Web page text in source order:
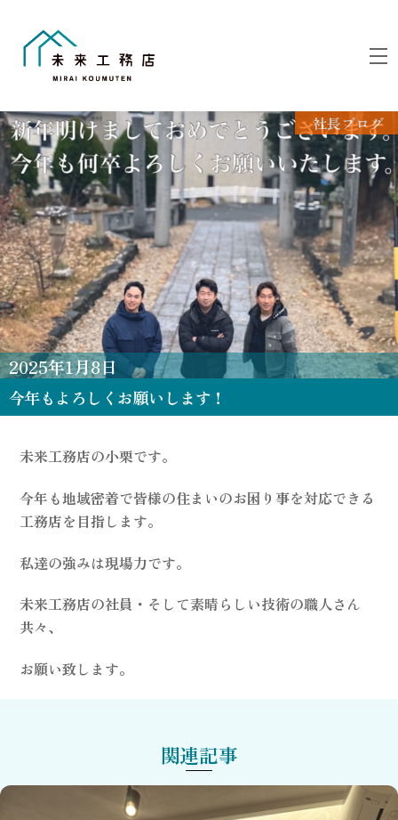
社長ブログ
2025年1月8日
今年もよろしくお願いします！
未来工務店の小栗です。
今年も地域密着で皆様の住まいのお困り事を対応できる
工務店を目指します。
私達の強みは現場力です。
未来工務店の社員・そして素晴らしい技術の職人さん
共々、
お願い致します。
関連記事